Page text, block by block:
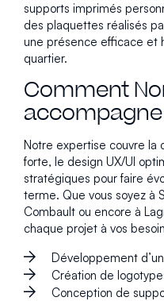
supports imprimés
des plaquettes réalisés
une présence efficace et
quartier.
Comment
accompagne
Notre expertise couvre la
forte, le design UX/UI
stratégiques pour faire
terme. Que vous soyez à
Combault ou encore à
chaque projet à vos
Développement
Création de
Conception de